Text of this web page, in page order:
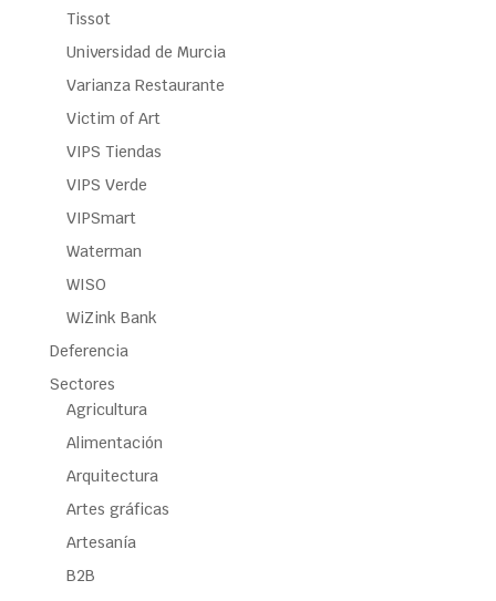
Tissot
Universidad de Murcia
Varianza Restaurante
Victim of Art
VIPS Tiendas
VIPS Verde
VIPSmart
Waterman
WISO
WiZink Bank
Deferencia
Sectores
Agricultura
Alimentación
Arquitectura
Artes gráficas
Artesanía
B2B